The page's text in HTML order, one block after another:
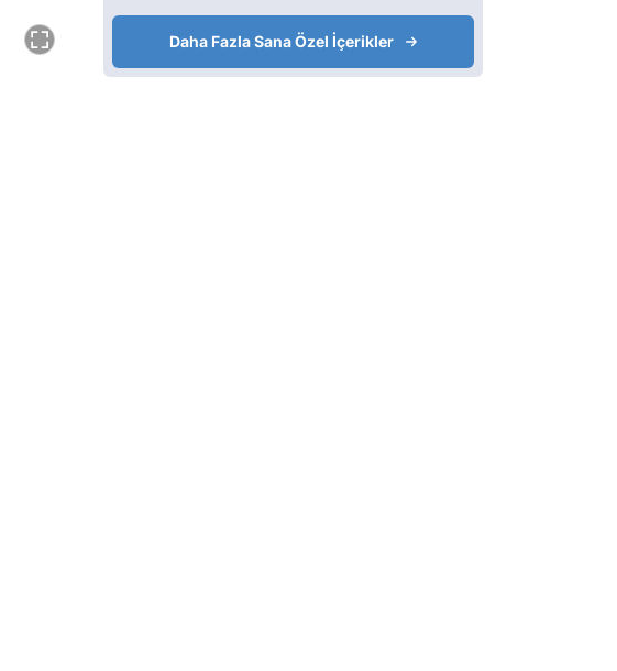
Daha Fazla Sana Özel İçerikler